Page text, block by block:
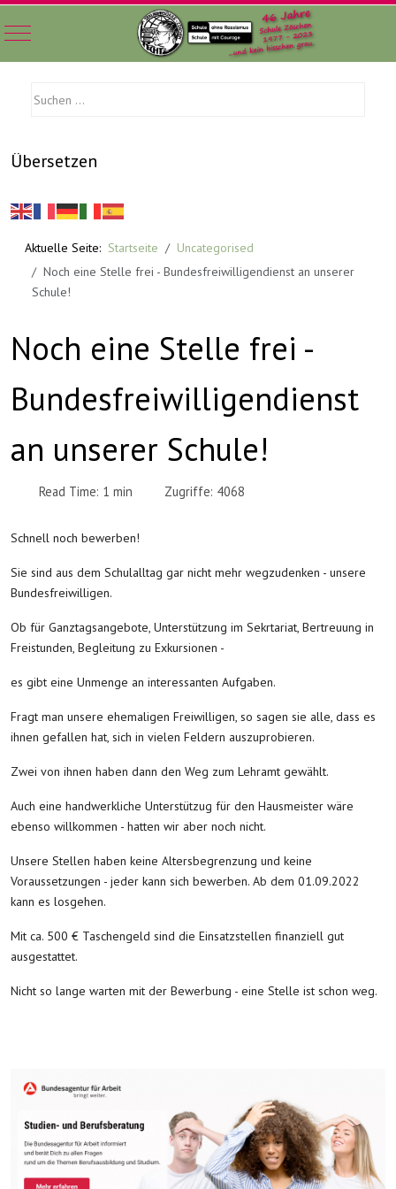
Mobile Menu Toggle
Übersetzen
Aktuelle Seite: Startseite
Uncategorised
Noch eine Stelle frei - Bundesfreiwilligendienst an unserer
Schule!
Noch eine Stelle frei -
Bundesfreiwilligendienst
an unserer Schule!
Read Time: 1 min Zugriffe: 4068
Schnell noch bewerben!
Sie sind aus dem Schulalltag gar nicht mehr wegzudenken - unsere
Bundesfreiwilligen.
Ob für Ganztagsangebote, Unterstützung im Sekrtariat, Bertreuung in
Freistunden, Begleitung zu Exkursionen -
es gibt eine Unmenge an interessanten Aufgaben.
Fragt man unsere ehemaligen Freiwilligen, so sagen sie alle, dass es
ihnen gefallen hat, sich in vielen Feldern auszuprobieren.
Zwei von ihnen haben dann den Weg zum Lehramt gewählt.
Auch eine handwerkliche Unterstützug für den Hausmeister wäre
ebenso willkommen - hatten wir aber noch nicht.
Unsere Stellen haben keine Altersbegrenzung und keine
Voraussetzungen - jeder kann sich bewerben. Ab dem 01.09.2022
kann es losgehen.
Mit ca. 500 € Taschengeld sind die Einsatzstellen finanziell gut
ausgestattet.
Nicht so lange warten mit der Bewerbung - eine Stelle ist schon weg.